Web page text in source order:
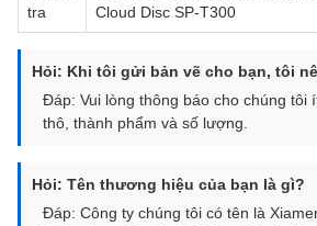
tra
Cloud Disc SP-T300
Hỏi: Khi tôi gửi bản vẽ cho bạn, tôi
Đáp: Vui lòng thông báo cho chúng tôi
thô, thành phẩm và số lượng.
Hỏi: Tên thương hiệu của bạn là gì?
Đáp: Công ty chúng tôi có tên là